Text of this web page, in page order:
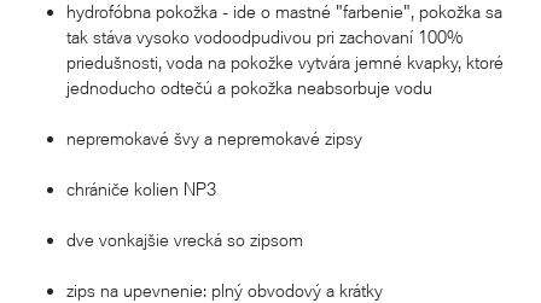
hydrofóbna pokožka - ide o mastné "farbenie", pokožka sa
tak stáva vysoko vodoodpudivou pri zachovaní 100%
priedušnosti, voda na pokožke vytvára jemné kvapky, ktoré
jednoducho odtečú a pokožka neabsorbuje vodu
nepremokavé švy a nepremokavé zipsy
chrániče kolien NP3
dve vonkajšie vrecká so zipsom
zips na upevnenie: plný obvodový a krátky